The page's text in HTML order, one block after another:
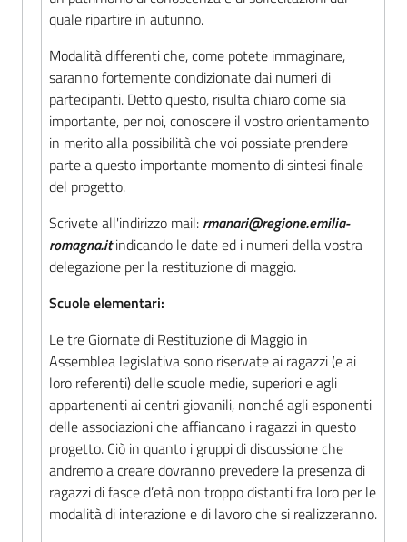
quale ripartire in autunno.
Modalità differenti che, come potete immaginare,
saranno fortemente condizionate dai numeri di
partecipanti. Detto questo, risulta chiaro come sia
importante, per noi, conoscere il vostro orientamento
in merito alla possibilità che voi possiate prendere
parte a questo importante momento di sintesi finale
del progetto.
Scrivete all'indirizzo mail: rmanari@regione.emilia-
romagna.it indicando le date ed i numeri della vostra
delegazione per la restituzione di maggio.
Scuole elementari:
Le tre Giornate di Restituzione di Maggio in
Assemblea legislativa sono riservate ai ragazzi (e ai
loro referenti) delle scuole medie, superiori e agli
appartenenti ai centri giovanili, nonché agli esponenti
delle associazioni che affiancano i ragazzi in questo
progetto. Ciò in quanto i gruppi di discussione che
andremo a creare dovranno prevedere la presenza di
ragazzi di fasce d’età non troppo distanti fra loro per le
modalità di interazione e di lavoro che si realizzeranno.